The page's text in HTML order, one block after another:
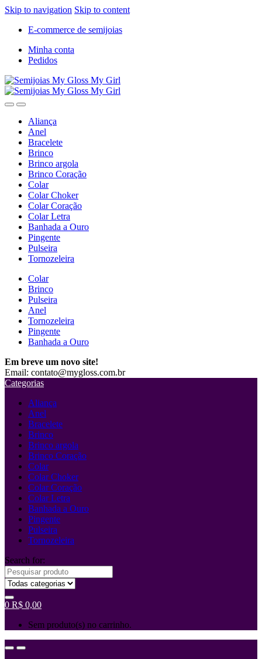
Skip to navigation Skip to content
E-commerce de semijoias
Minha conta
Pedidos
Aliança
Anel
Bracelete
Brinco
Brinco argola
Brinco Coração
Colar
Colar Choker
Colar Coração
Colar Letra
Banhada a Ouro
Pingente
Pulseira
Tornozeleira
Colar
Brinco
Pulseira
Anel
Tornozeleira
Pingente
Banhada a Ouro
Em breve um novo site!
Email: contato@mygloss.com.br
Categorias
Aliança
Anel
Bracelete
Brinco
Brinco argola
Brinco Coração
Colar
Colar Choker
Colar Coração
Colar Letra
Banhada a Ouro
Pingente
Pulseira
Tornozeleira
Search for:
0 R$ 0,00
Sem produto(s) no carrinho.